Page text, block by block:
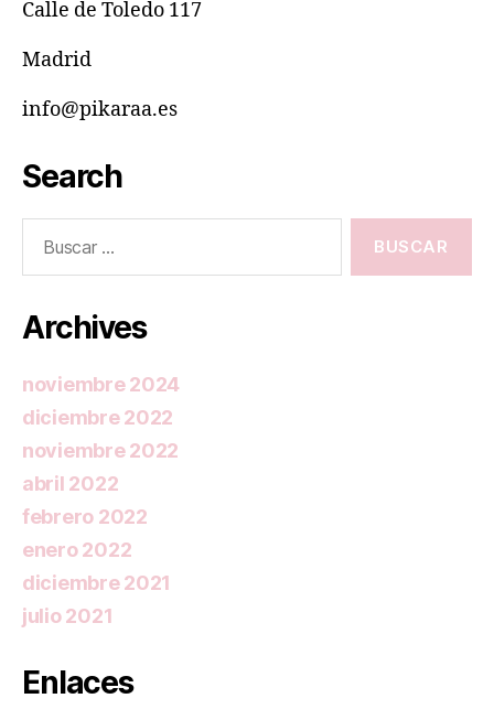
Calle de Toledo 117
Madrid
info@pikaraa.es
Search
Archives
noviembre 2024
diciembre 2022
noviembre 2022
abril 2022
febrero 2022
enero 2022
diciembre 2021
julio 2021
Enlaces